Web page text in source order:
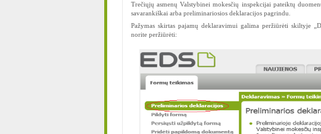
Trečiųjų asmenų Valstybinei mokesčių inspekcijai pateiktų
savarankiškai arba preliminariosios deklaracijos pagrindu.
Pažymas skirtas pajamų deklaravimui galima peržiūrėti skiltyje
norite peržiūrėti: